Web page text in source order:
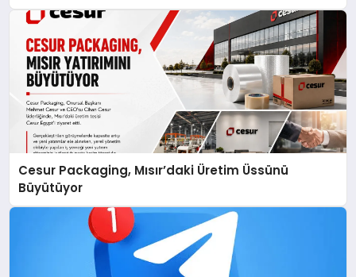
Cesur Packaging, Mısır’daki Üretim Üssünü
Büyütüyor